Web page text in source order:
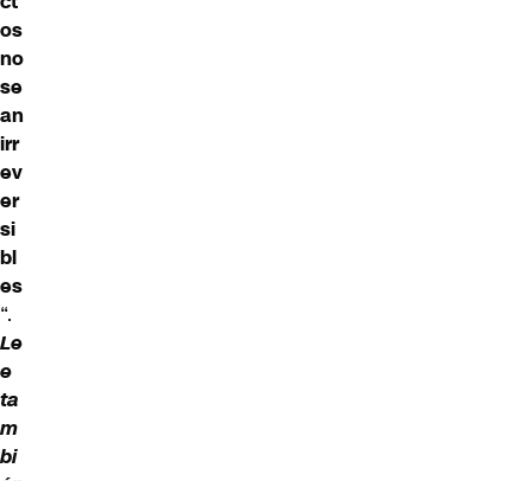
os
no
se
an
irr
ev
er
si
bl
es
“.
Le
e
ta
m
bi